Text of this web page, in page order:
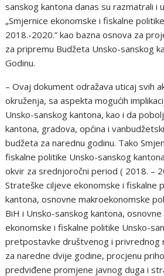
sanskog kantona danas su razmatrali i
„Smjernice ekonomske i fiskalne
2018.-2020.” kao bazna osnova za
za pripremu Budžeta Unsko-sanskog
Godinu.
– Ovaj dokument odražava uticaj svih
okruženja, sa aspekta mogućih
Unsko-sanskog kantona, kao i da
kantona, gradova, općina i
budžeta za narednu godinu. Tako
fiskalne politike Unsko-sanskog
okvir za srednjoročni period ( 2018. –
Strateške ciljeve ekonomske i fiskalne
kantona, osnovne makroekonomske
BiH i Unsko-sanskog kantona,
ekonomske i fiskalne politike Unsko-
pretpostavke društvenog i privrednog
za naredne dvije godine, procjenu
predviđene promjene javnog duga i